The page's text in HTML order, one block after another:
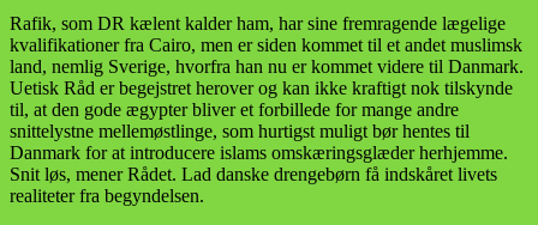
Rafik, som DR kælent kalder ham, har sine fremragende lægelige
kvalifikationer fra Cairo, men er siden kommet til et andet muslimsk
land, nemlig Sverige, hvorfra han nu er kommet videre til Danmark.
Uetisk Råd er begejstret herover og kan ikke kraftigt nok tilskynde
til, at den gode ægypter bliver et forbillede for mange andre
snittelystne mellemøstlinge, som hurtigst muligt bør hentes til
Danmark for at introducere islams omskæringsglæder herhjemme.
Snit løs, mener Rådet. Lad danske drengebørn få indskåret livets
realiteter fra begyndelsen.